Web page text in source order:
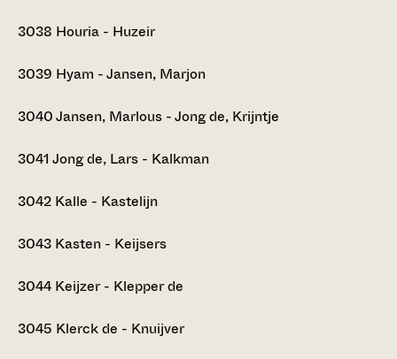
3038 Houria - Huzeir
3039 Hyam - Jansen, Marjon
3040Jansen, Marlous - Jong de, Krijntje
3041 Jong de, Lars - Kalkman
3042 Kalle - Kastelijn
3043 Kasten - Keijsers
3044 Keijzer - Klepper de
3045 Klerck de - Knuijver